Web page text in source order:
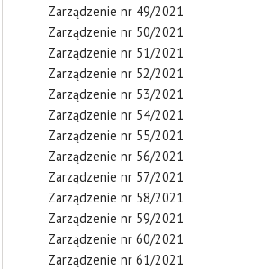
Zarządzenie nr 49/2021
Zarządzenie nr 50/2021
Zarządzenie nr 51/2021
Zarządzenie nr 52/2021
Zarządzenie nr 53/2021
Zarządzenie nr 54/2021
Zarządzenie nr 55/2021
Zarządzenie nr 56/2021
Zarządzenie nr 57/2021
Zarządzenie nr 58/2021
Zarządzenie nr 59/2021
Zarządzenie nr 60/2021
Zarządzenie nr 61/2021